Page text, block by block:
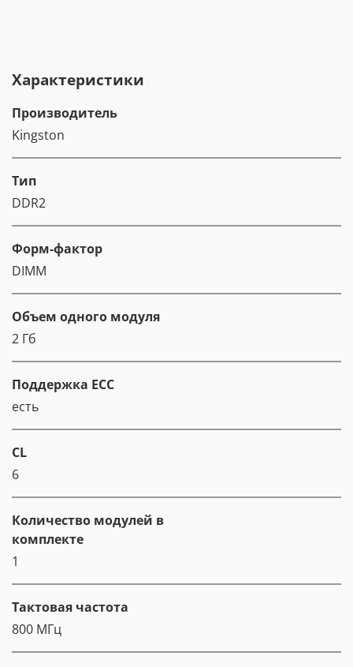
Характеристики
Производитель
Kingston
Тип
DDR2
Форм-фактор
DIMM
Объем одного модуля
2 Гб
Поддержка ECC
есть
CL
6
Количество модулей в
комплекте
1
Тактовая частота
800 МГц